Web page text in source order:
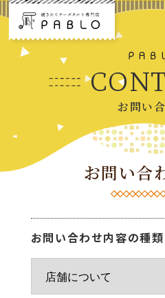
お問い
お問い合
お問い合わせ内容の種類